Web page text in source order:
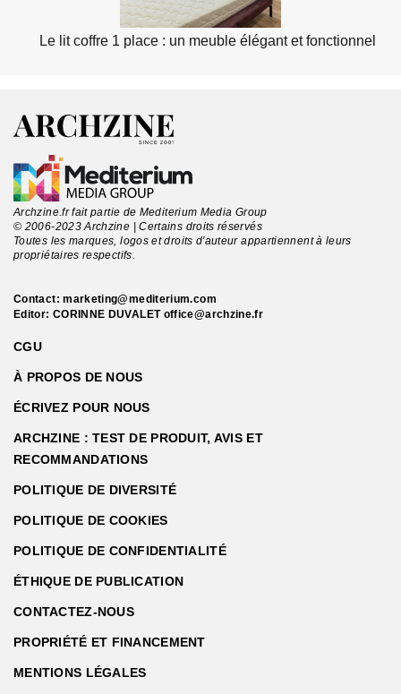
Le lit coffre 1 place : un meuble élégant et fonctionnel
Archzine.fr fait partie de Mediterium Media Group
© 2006-2023 Archzine | Certains droits réservés
Toutes les marques, logos et droits d'auteur appartiennent à leurs
propriétaires respectifs.
Contact:marketing@mediterium.com
Editor: CORINNE DUVALET office@archzine.fr
CGU
À PROPOS DE NOUS
ÉCRIVEZ POUR NOUS
ARCHZINE : TEST DE PRODUIT, AVIS ET
RECOMMANDATIONS
POLITIQUE DE DIVERSITÉ
POLITIQUE DE COOKIES
POLITIQUE DE CONFIDENTIALITÉ
ÉTHIQUE DE PUBLICATION
CONTACTEZ-NOUS
PROPRIÉTÉ ET FINANCEMENT
MENTIONS LÉGALES